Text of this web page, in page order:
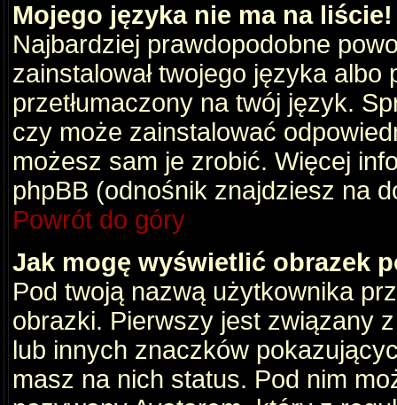
Mojego języka nie ma na liście!
Najbardziej prawdopodobne
zainstalował twojego języka albo
przetłumaczony na twój język.
czy może zainstalować
możesz sam je zrobić. Więcej
phpBB (odnośnik znajdziesz na
Powrót do góry
Jak mogę wyświetlić obrazek
Pod twoją nazwą użytkownika
obrazki. Pierwszy jest związany
lub innych znaczków
masz na nich status. Pod nim